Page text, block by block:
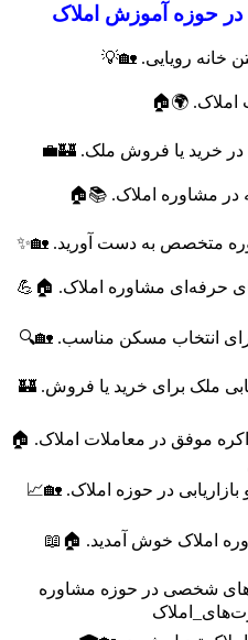
در حوزه آموزش املاک
خانه رویایی. 🏡💡
املاک. 🌍🏠
خرید یا فروش ملک. 🏰💼
در مشاوره املاک. 📚🏠
متخصص به دست آورید. 🏡✨
حرفه‌ای مشاوره املاک. 🏠💪
برای انتخاب مسکن مناسب. 🏡🔍
ملک برای خرید یا فروش. 🏰
موفق در معاملات املاک. 🏠
در حوزه املاک. 🏡📈
املاک خوش آمدید. 🏠📖
شخصی در حوزه مشاوره